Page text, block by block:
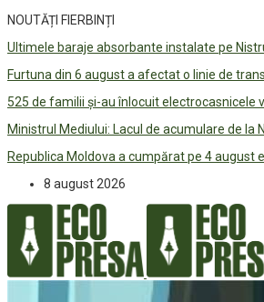
NOUTĂȚI FIERBINȚI
Ultimele baraje absorbante instalate pe
Furtuna din 6 august a afectat o linie de
525 de familii și-au înlocuit electrocasnicele
Ministrul Mediului: Lacul de acumulare de la
Republica Moldova a cumpărat pe 4
8 august 2026